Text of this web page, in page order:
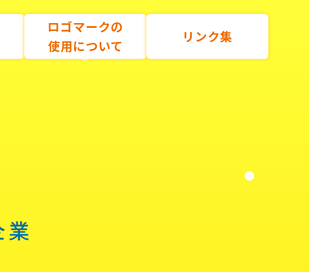
ロゴマークの
使用について
リンク集